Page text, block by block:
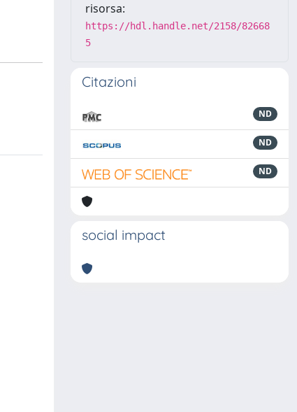
risorsa:
https://hdl.handle.net/2158/82668
5
Citazioni
ND
ND
ND
social impact